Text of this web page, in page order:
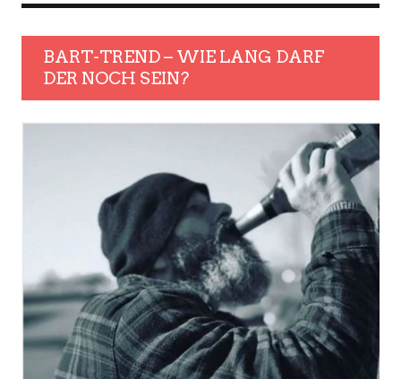
BART-TREND – WIE LANG DARF
DER NOCH SEIN?